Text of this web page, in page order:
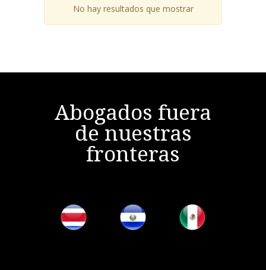
No hay resultados que mostrar
Abogados fuera
de nuestras
fronteras